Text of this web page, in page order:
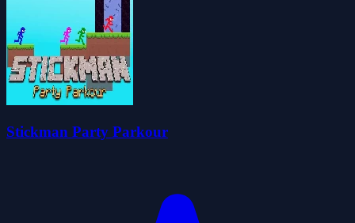
Stickman Party Parkour